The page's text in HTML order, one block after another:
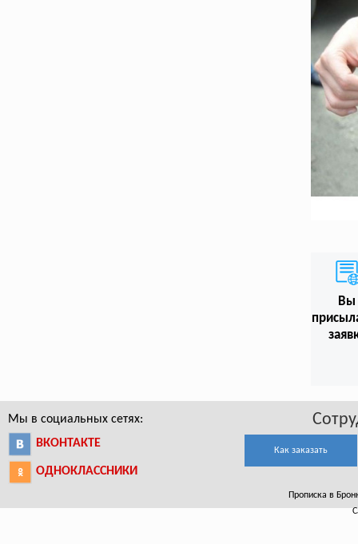
Вы
Мы в социальных сетях:
ВКОНТАКТЕ
ОДНОКЛАССНИКИ
Как заказать
Прописка в